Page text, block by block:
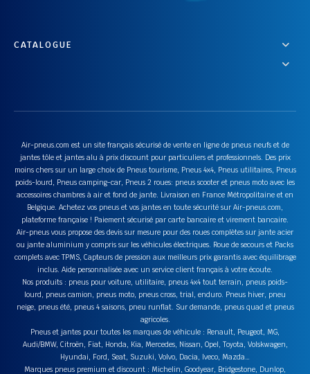
CATALOGUE
Air-pneus.com est un site français sécurisé de vente en ligne de pneus neufs et de
jantes tôle et jantes alu à prix discount pour particuliers et professionnels. Des prix
moins chers sur un large choix de Pneus tourisme, Pneus 4x4, Pneus utilitaires, Pneus
poids-lourd, Pneus camping-car, Pneus 2 roues: pneus scooter et pneus moto avec les
accessoires chambres à air et fond de jante. Livraison en France Métropolitaine et en
Belgique. Achetez vos pneus et vos jantes en toute sécurité sur Air-pneus.com,
plateforme française ! Paiement sécurisé par carte bancaire et virement bancaire.
Air-pneus vous propose des devis sur mesure pour des roues complètes sur jante acier
ou jante aluminium y compris sur les véhicules électriques. Roue de secours et Packs
complets avec TPMS, Capteurs de pression aux meilleurs prix garantis avec équilibrage
inclus. Aide personnalisée avec un service client français à votre écoute.
Nos produits : pneus pour voiture, utilitaire, pneus 4x4 tout terrain, pneus poids-
lourd, pneus camion, pneus moto, pneus cross, trial, enduro. Pneus hiver, pneu
neige, pneus été, pneus 4 saisons, pneu runflat. Sur demande, pneus quad et pneus
agricoles.
Pneus et jantes pour toutes les marques de véhicule : Renault, Peugeot, MG,
Audi/BMW, Citroën, Fiat, Honda, Kia, Mercedes, Nissan, Opel, Toyota, Volskwagen,
Hyundai, Ford, Seat, Suzuki, Volvo, Dacia, Iveco, Mazda…
Marques pneus premium et discount : Michelin, Goodyear, Bridgestone, Dunlop,